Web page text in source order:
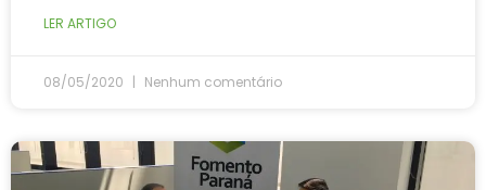
LER ARTIGO
08/05/2020 Nenhum comentário